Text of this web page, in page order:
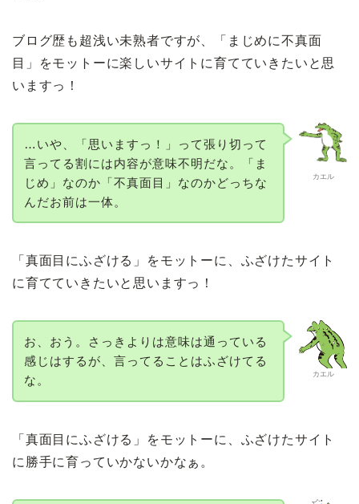
ブログ歴も超浅い未熟者ですが、「まじめに不真面
目」をモットーに楽しいサイトに育てていきたいと思
いますっ！
カエル
…いや、「思いますっ！」って張り切って
言ってる割には内容が意味不明だな。「ま
じめ」なのか「不真面目」なのかどっちな
んだお前は一体。
「真面目にふざける」をモットーに、ふざけたサイト
に育てていきたいと思いますっ！
カエル
お、おう。さっきよりは意味は通っている
感じはするが、言ってることはふざけてる
な。
「真面目にふざける」をモットーに、ふざけたサイト
に勝手に育っていかないかなぁ。